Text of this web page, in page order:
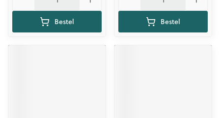
Bestel Bestel